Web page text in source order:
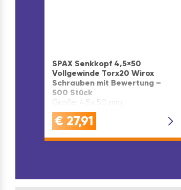
SPAX Senkkopf 4,5×50
Vollgewinde Torx20 Wirox
Schrauben mit Bewertung –
500 Stück
Größe: 4.5x 50 mm
€ 27,91